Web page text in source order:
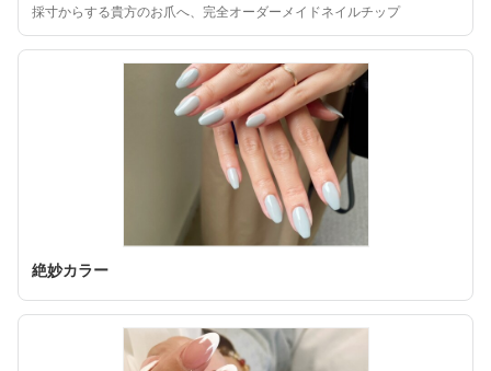
採寸からする貴方のお爪へ、完全オーダーメイドネイルチップ
絶妙カラー